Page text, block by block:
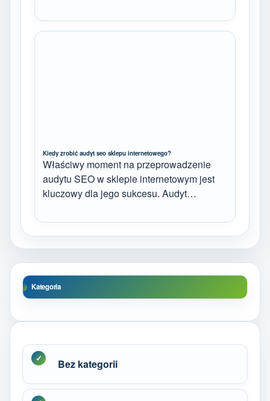
Kiedy zrobić audyt seo sklepu internetowego?
Właściwy moment na przeprowadzenie
audytu SEO w sklepie internetowym jest
kluczowy dla jego sukcesu. Audyt…
Kategoria
Bez kategorii